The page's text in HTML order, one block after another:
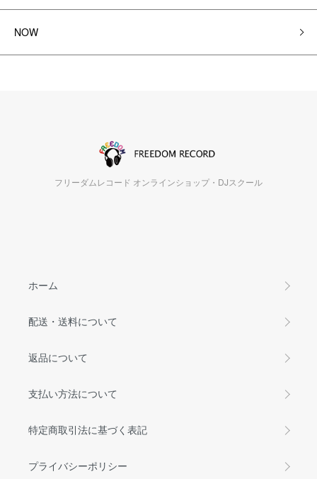
NOW
フリーダムレコード オンラインショップ・DJスクール
ホーム
配送・送料について
返品について
支払い方法について
特定商取引法に基づく表記
プライバシーポリシー